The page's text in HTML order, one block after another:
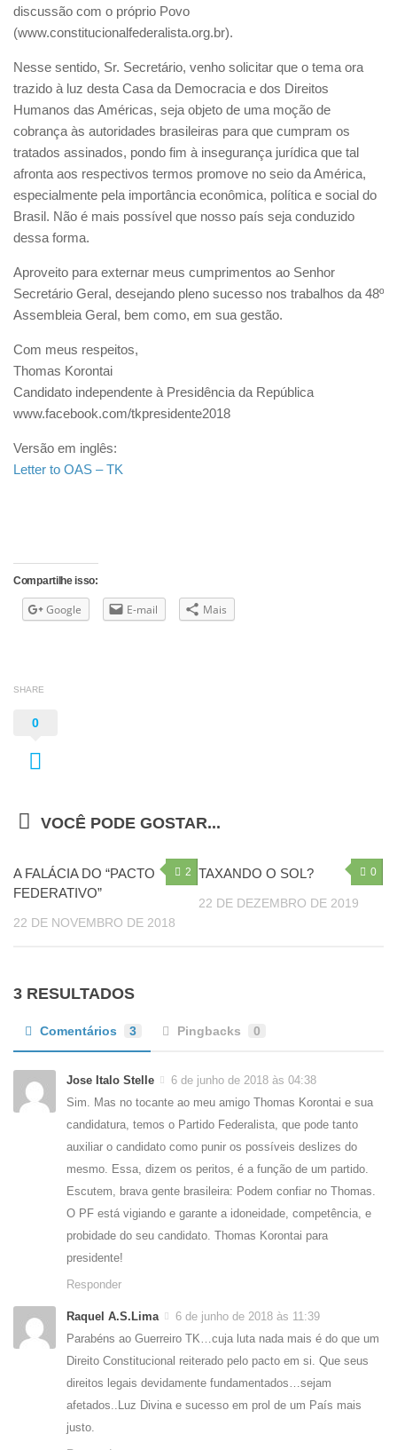
discussão com o próprio Povo
(www.constitucionalfederalista.org.br).
Nesse sentido, Sr. Secretário, venho solicitar que o tema ora
trazido à luz desta Casa da Democracia e dos Direitos
Humanos das Américas, seja objeto de uma moção de
cobrança às autoridades brasileiras para que cumpram os
tratados assinados, pondo fim à insegurança jurídica que tal
afronta aos respectivos termos promove no seio da América,
especialmente pela importância econômica, política e social do
Brasil. Não é mais possível que nosso país seja conduzido
dessa forma.
Aproveito para externar meus cumprimentos ao Senhor
Secretário Geral, desejando pleno sucesso nos trabalhos da 48º
Assembleia Geral, bem como, em sua gestão.
Com meus respeitos,
Thomas Korontai
Candidato independente à Presidência da República
www.facebook.com/tkpresidente2018
Versão em inglês:
Letter to OAS – TK
Compartilhe isso:
Google E-mail Mais
SHARE
0
VOCÊ PODE GOSTAR...
2
A FALÁCIA DO “PACTO
FEDERATIVO”
22 DE NOVEMBRO DE 2018
0
TAXANDO O SOL?
22 DE DEZEMBRO DE 2019
3 RESULTADOS
Comentários 3 Pingbacks 0
Jose Italo Stelle
6 de junho de 2018 às 04:38
Sim. Mas no tocante ao meu amigo Thomas Korontai e sua
candidatura, temos o Partido Federalista, que pode tanto
auxiliar o candidato como punir os possíveis deslizes do
mesmo. Essa, dizem os peritos, é a função de um partido.
Escutem, brava gente brasileira: Podem confiar no Thomas.
O PF está vigiando e garante a idoneidade, competência, e
probidade do seu candidato. Thomas Korontai para
presidente!
Responder
Raquel A.S.Lima
6 de junho de 2018 às 11:39
Parabéns ao Guerreiro TK…cuja luta nada mais é do que um
Direito Constitucional reiterado pelo pacto em si. Que seus
direitos legais devidamente fundamentados…sejam
afetados..Luz Divina e sucesso em prol de um País mais
justo.